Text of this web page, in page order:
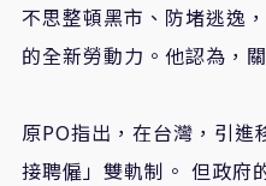
不思整頓黑市、防堵逃逸
的全新勞動力。他認為，
原PO指出，在台灣，引進
接聘僱」雙軌制。 但政府